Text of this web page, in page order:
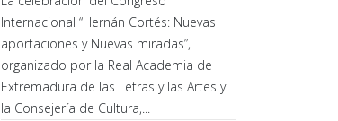
Internacional “Hernán Cortés: Nuevas
aportaciones y Nuevas miradas”,
organizado por la Real Academia de
Extremadura de las Letras y las Artes y
la Consejería de Cultura,...